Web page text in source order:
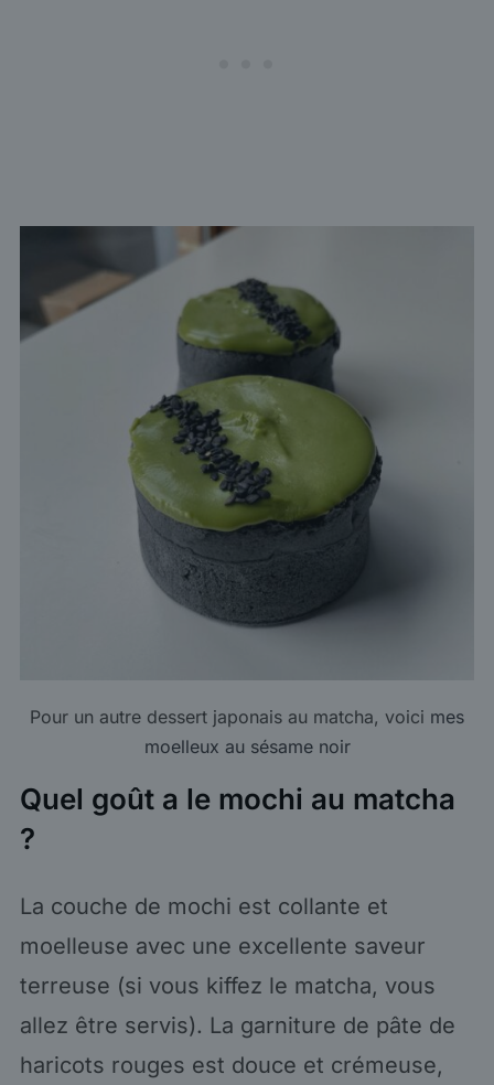
Pour un autre dessert japonais au matcha, voici mes
moelleux au sésame noir
Quel goût a le mochi au matcha
?
La couche de mochi est collante et
moelleuse avec une excellente saveur
terreuse (si vous kiffez le matcha, vous
allez être servis). La garniture de pâte de
haricots rouges est douce et crémeuse,